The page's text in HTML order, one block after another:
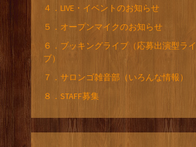
４．LIVE・イベントのお知らせ
５．オープンマイクのお知らせ
６．ブッキングライブ（応募出演型ライ
ブ）
７．サロンゴ雑音部（いろんな情報）
８．STAFF募集